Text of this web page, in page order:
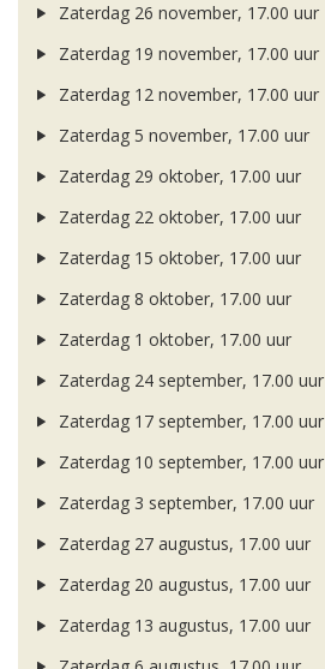
Zaterdag 26 november, 17.00 uur
Zaterdag 19 november, 17.00 uur
Zaterdag 12 november, 17.00 uur
Zaterdag 5 november, 17.00 uur
Zaterdag 29 oktober, 17.00 uur
Zaterdag 22 oktober, 17.00 uur
Zaterdag 15 oktober, 17.00 uur
Zaterdag 8 oktober, 17.00 uur
Zaterdag 1 oktober, 17.00 uur
Zaterdag 24 september, 17.00 uur
Zaterdag 17 september, 17.00 uur
Zaterdag 10 september, 17.00 uur
Zaterdag 3 september, 17.00 uur
Zaterdag 27 augustus, 17.00 uur
Zaterdag 20 augustus, 17.00 uur
Zaterdag 13 augustus, 17.00 uur